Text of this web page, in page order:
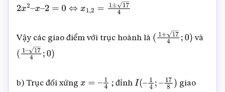
2x2 x– 2= 0⇔x 1,2 =1± 174
Vậy các giao điểm với trục hoành là ( 17 0 ) và
( 17 0 )
b) Trục đối xứng x=– ; đỉnhI(– 14 ;– 178 ) giao